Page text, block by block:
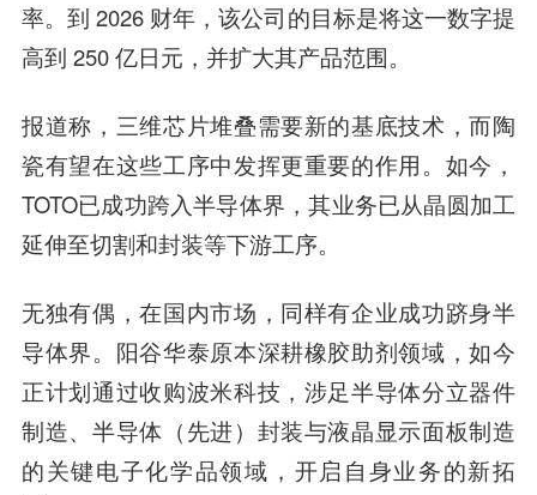
率。到 2026 财年，该公司的目标是将这一数字提
高到 250 亿日元，并扩大其产品范围。
报道称，三维芯片堆叠需要新的基底技术，而陶
瓷有望在这些工序中发挥更重要的作用。如今，
TOTO已成功跨入半导体界，其业务已从晶圆加工
延伸至切割和封装等下游工序。
无独有偶，在国内市场，同样有企业成功跻身半
导体界。阳谷华泰原本深耕橡胶助剂领域，如今
正计划通过收购波米科技，涉足半导体分立器件
制造、半导体（先进）封装与液晶显示面板制造
的关键电子化学品领域，开启自身业务的新拓